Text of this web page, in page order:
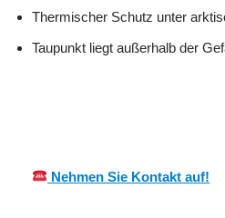
Thermischer Schutz unter
Taupunkt liegt außerhalb der
Nehmen Sie Kontakt auf!